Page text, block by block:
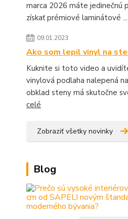
marca 2026 máte jedinečnú
získať prémiové laminátové ...
09.01.2023
Ako som lepil vinyl na
Kuknite si toto video a
vinylová podlaha nalepená
obklad steny má skutočne
celé
Zobraziť všetky novinky
Blog